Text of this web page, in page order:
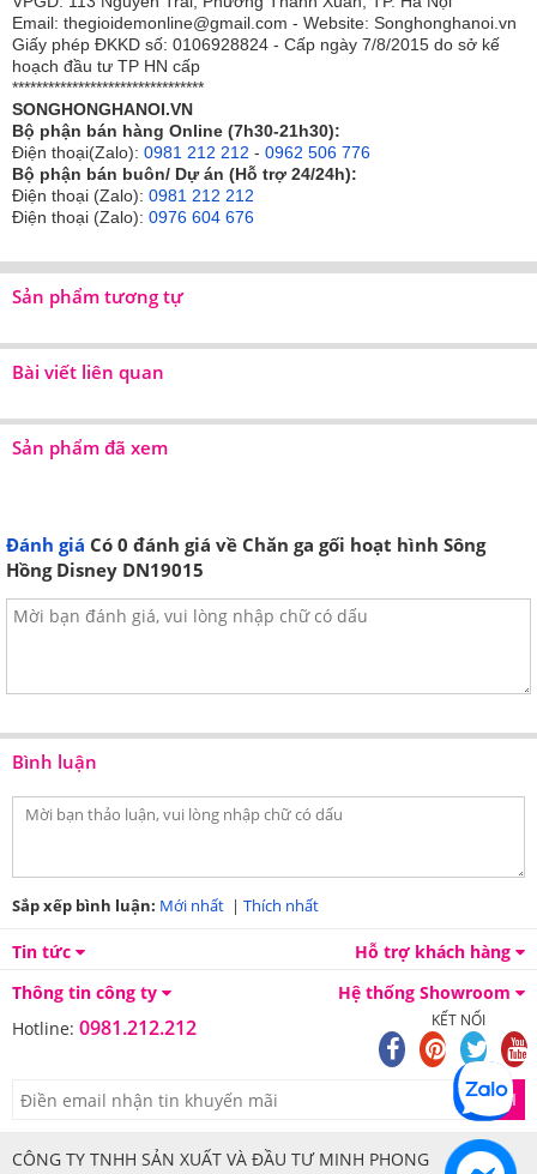
01 vỏ gối đơn 47x67cm
01 Ga chun (Ga bọc) theo kích thước
01 Chăn xuân thu 180x210cm
Kích thước bộ chăn ga gối Disney từ 150cm
trở lên bao gồm:
02 vỏ gối đơn 47x67cm
01 Ga chun (Ga bọc) theo kích thước
01 Chăn xuân thu 200x220cm
150 x 190
(cm)
Hình ảnh thực tế sản phẩm:
Hình ảnh 1: Họa tiết đáng yêu, vui nhộn phù hợp với tâm lý
mẽ cho trẻ em, đặc biệt các bé trai
Hình ảnh 3: Chất liệu vải cotton phun nano kháng khuẩn
Email: thegioidemonline@gmail.com - Website: Songhonghanoi.vn
Giấy phép ĐKKD số: 0106928824 - Cấp ngày 7/8/2015 do sở kế
hoạch đầu tư TP HN cấp
********************************
SONGHONGHANOI.VN
Bộ phận bán hàng Online (7h30-21h30):
Điện thoại(Zalo): 0981 212 212 - 0962 506 776
Bộ phận bán buôn/ Dự án (Hỗ trợ 24/24h):
Điện thoại (Zalo): 0981 212 212
Điện thoại (Zalo): 0976 604 676
Sản phẩm tương tự
Bài viết liên quan
Sản phẩm đã xem
Đánh giá Có 0 đánh giá về Chăn ga gối hoạt hình Sông
Hồng Disney DN19015
Bình luận
Sắp xếp bình luận: Mới nhất | Thích nhất
Tin tức
Hỗ trợ khách hàng
Thông tin công ty
Hệ thống Showroom
Hotline: 0981.212.212 KẾT NỐI
GỬI
CÔNG TY TNHH SẢN XUẤT VÀ ĐẦU TƯ MINH PHONG